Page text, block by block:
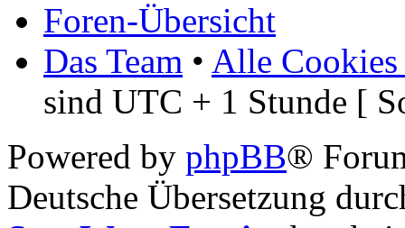
Foren-Übersicht
Das Team • Alle Cookies
sind UTC + 1 Stunde [
Powered by phpBB®
Deutsche Übersetzung